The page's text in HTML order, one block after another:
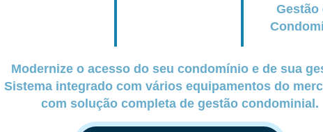
Gestão
Modernize o acesso do seu condomínio e de sua
Sistema integrado com vários equipamentos do
com solução completa de gestão condominial.